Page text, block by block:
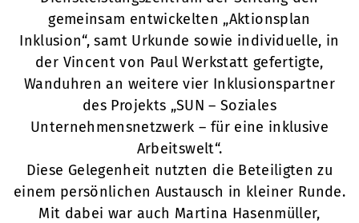
gemeinsam entwickelten „Aktionsplan
Inklusion“, samt Urkunde sowie individuelle, in
der Vincent von Paul Werkstatt gefertigte,
Wanduhren an weitere vier Inklusionspartner
des Projekts „SUN – Soziales
Unternehmensnetzwerk – für eine inklusive
Arbeitswelt“.
Diese Gelegenheit nutzten die Beteiligten zu
einem persönlichen Austausch in kleiner Runde.
Mit dabei war auch Martina Hasenmüller,